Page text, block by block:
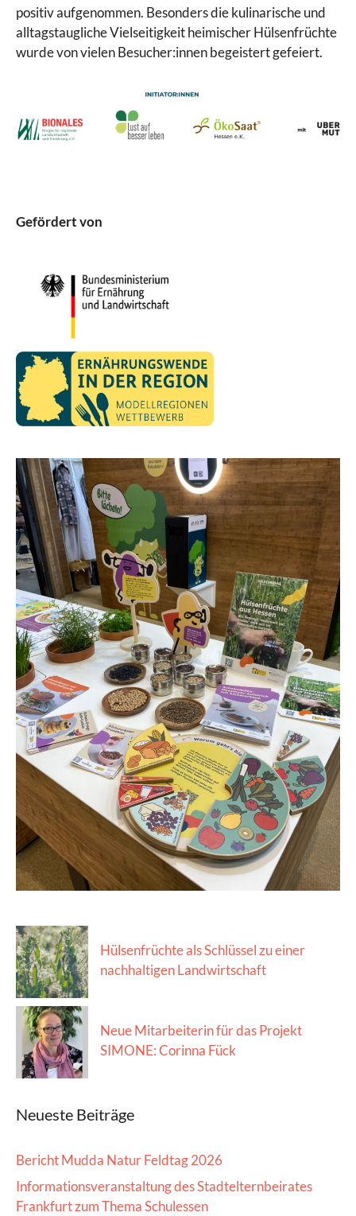
positiv aufgenommen. Besonders die kulinarische und
alltagstaugliche Vielseitigkeit heimischer Hülsenfrüchte
wurde von vielen Besucher:innen begeistert gefeiert.
Gefördert von
Hülsenfrüchte als Schlüssel zu einer
nachhaltigen Landwirtschaft
Neue Mitarbeiterin für das Projekt
SIMONE: Corinna Fück
Neueste Beiträge
Bericht Mudda Natur Feldtag 2026
Informationsveranstaltung des Stadtelternbeirates
Frankfurt zum Thema Schulessen